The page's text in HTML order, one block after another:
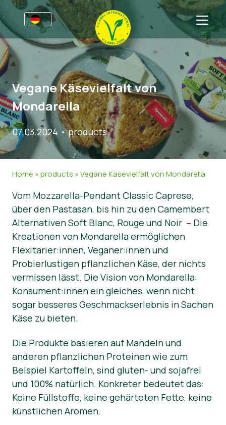
Awards
Für Unternehmen
V-Label für Unternehmen
Vorteile
Kriterien
Angebot anfordern
Audits
Webinare
Für Konsumenten
V-Label für Konsumenten
Lizenzierte Produkte
Kategorien
Allgemeine Informationen
Lebensmittel
Kosmetik und Drogerie
Non-Food
Druckprodukte
FAQ
Über uns
Angebot anfordern
Kundenbereich
Presse
News
Vegane Käsevielfalt von
Mondarella
07.03.2024•products
Home »products »Vegane Käsevielfalt von Mondarella
Vom Mozzarella-Pendant Classic Caprese,
über den Pastasan, bis hin zu den Camembert
Alternativen Soft Blanc, Rouge und Noir – Die
Kreationen von Mondarella ermöglichen
Flexitarier:innen, Veganer:innen und
Probierlustigen pflanzlichen Käse, der nichts
vermissen lässt. Die Vision von Mondarella:
Konsument:innen ein gleiches, wenn nicht
sogar besseres Geschmackserlebnis in Sachen
Käse zu bieten.
Die Produkte basieren auf Mandeln und
anderen pflanzlichen Proteinen wie zum
Beispiel Kartoffeln, sind gluten- und sojafrei
und 100% natürlich. Konkreter bedeutet das:
Keine Füllstoffe, keine gehärteten Fette, keine
künstlichen Aromen.